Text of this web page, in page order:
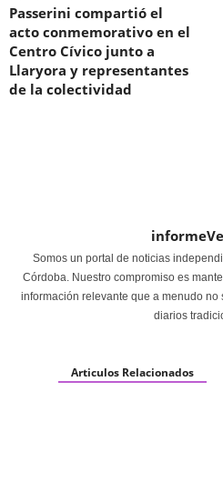
Passerini compartió el
acto conmemorativo en el
Centro Cívico junto a
Llaryora y representantes
de la colectividad
Somos un portal de noticias
Córdoba. Nuestro compromiso es
información relevante que a menudo
diarios
Articulos Relacionados